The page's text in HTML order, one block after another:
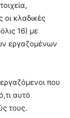
οι κλαδικές
16) με
εργαζομένων
που
αυτό
τους.